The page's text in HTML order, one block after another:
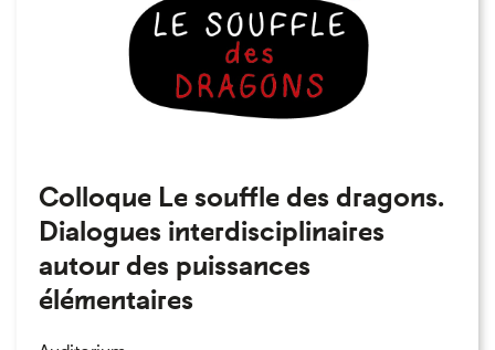
Colloque Le souffle des dragons.
Dialogues interdisciplinaires
autour des puissances
élémentaires